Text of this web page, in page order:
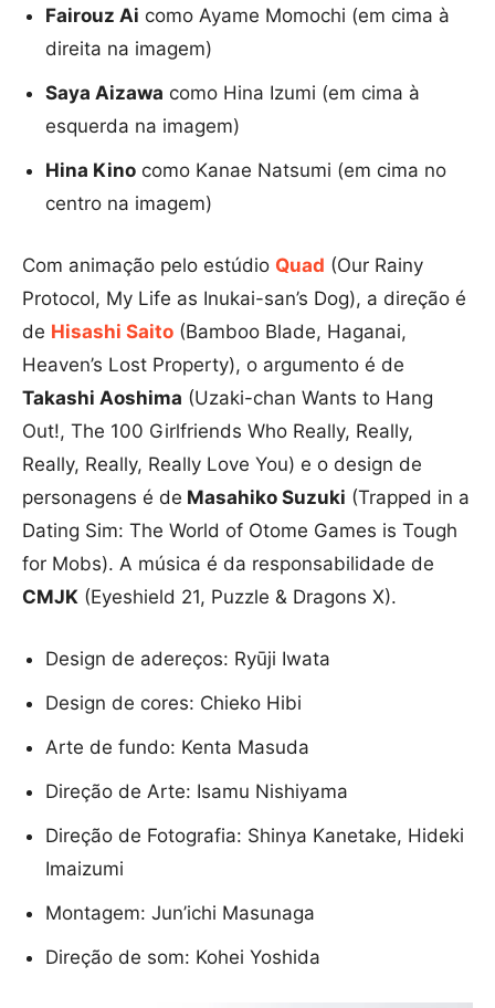
Fairouz Ai como Ayame Momochi (em cima à
direita na imagem)
Saya Aizawa como Hina Izumi (em cima à
esquerda na imagem)
Hina Kino como Kanae Natsumi (em cima no
centro na imagem)
Com animação pelo estúdio Quad (Our Rainy
Protocol, My Life as Inukai-san’s Dog), a direção é
de Hisashi Saito (Bamboo Blade, Haganai,
Heaven’s Lost Property), o argumento é de
Takashi Aoshima (Uzaki-chan Wants to Hang
Out!, The 100 Girlfriends Who Really, Really,
Really, Really, Really Love You) e o design de
personagens é de Masahiko Suzuki (Trapped in a
Dating Sim: The World of Otome Games is Tough
for Mobs). A música é da responsabilidade de
CMJK (Eyeshield 21, Puzzle & Dragons X).
Design de adereços: Ryūji Iwata
Design de cores: Chieko Hibi
Arte de fundo: Kenta Masuda
Direção de Arte: Isamu Nishiyama
Direção de Fotografia: Shinya Kanetake, Hideki
Imaizumi
Montagem: Jun’ichi Masunaga
Direção de som: Kohei Yoshida